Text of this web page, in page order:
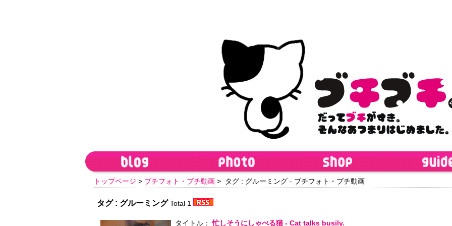
トップページ > ブチフォト・ブチ動画 > タグ : グルーミング - ブチフォト・ブチ動画
タグ : グルーミングTotal 1
タイトル： 忙しそうにしゃべる猫 - Cat talks busily.